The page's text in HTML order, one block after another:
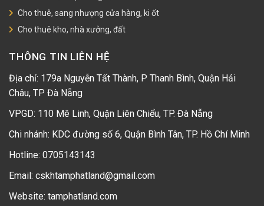
Cho thuê, sang nhượng cửa hàng, ki ốt
Cho thuê kho, nhà xưởng, đất
THÔNG TIN LIÊN HỆ
Địa chỉ: 179a Nguyễn Tất Thành, P Thanh Bình, Quận Hải
Châu, TP Đà Nẵng
VPGD: 110 Mê Linh, Quận Liên Chiểu, TP. Đà Nẵng
Chi nhánh: KDC đường số 6, Quận Bình Tân, TP. Hồ Chí Minh
Hotline: 0705143143
Email: cskhtamphatland@gmail.com
Website: tamphatland.com